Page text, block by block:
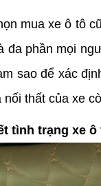
mua xe ô tô
đa phần mọi
sao để xác
thất của xe
tình trạng xe ô